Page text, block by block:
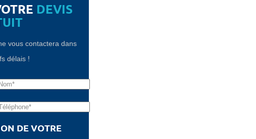
DEVIS
vous contactera dans
délais !
DE VOTRE